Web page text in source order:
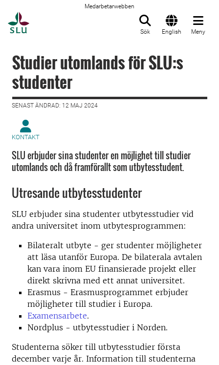
Medarbetarwebben
Sök English Meny
Studier utomlands för SLU:s
studenter
SENAST ÄNDRAD: 12 MAJ 2024
KONTAKT
SLU erbjuder sina studenter en möjlighet till studier
utomlands och då framförallt som utbytesstudent.
Utresande utbytesstudenter
SLU erbjuder sina studenter utbytesstudier vid
andra universitet inom utbytesprogrammen:
Bilateralt utbyte - ger studenter möjligheter
att läsa utanför Europa. De bilaterala avtalen
kan vara inom EU finansierade projekt eller
direkt skrivna med ett annat universitet.
Erasmus - Erasmusprogrammet erbjuder
möjligheter till studier i Europa.
Examensarbete.
Nordplus - utbytesstudier i Norden.
Studenterna söker till utbytesstudier första
december varje år. Information till studenterna